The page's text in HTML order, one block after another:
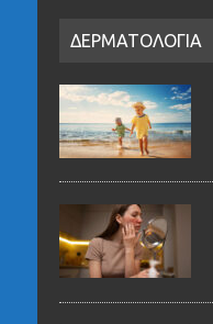
ΔΕΡΜΑΤΟΛΟΓΙΑ